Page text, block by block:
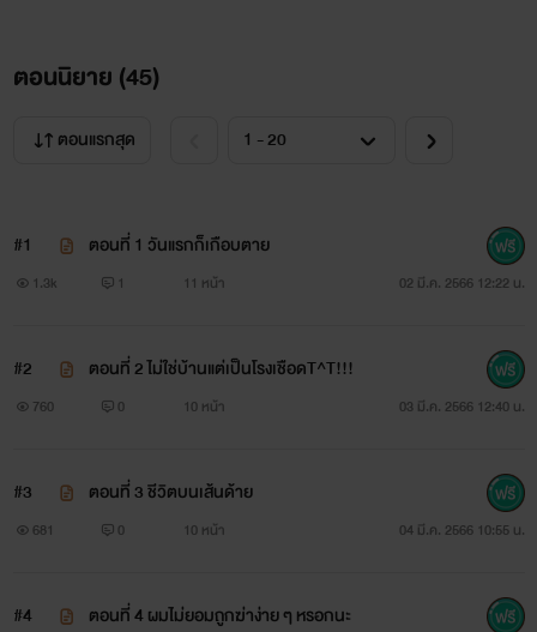
ตอนนิยาย (45)
ตอนแรกสุด
#1 ตอนที่ 1 วันแรกก็เกือบตาย
1.3k 1 11 หน้า 02 มี.ค. 2566 12:22 น.
#2 ตอนที่ 2 ไม่ใช่บ้านแต่เป็นโรงเชือดT^T!!!
760 0 10 หน้า 03 มี.ค. 2566 12:40 น.
#3 ตอนที่ 3 ชีวิตบนเส้นด้าย
681 0 10 หน้า 04 มี.ค. 2566 10:55 น.
#4 ตอนที่ 4 ผมไม่ยอมถูกฆ่าง่าย ๆ หรอกนะ